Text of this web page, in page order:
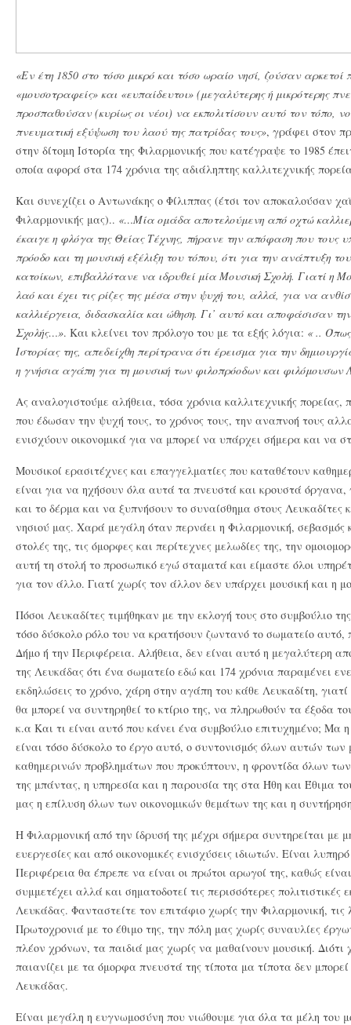
«Εν έτη 1850 στο τόσο μικρό και τόσο ωραίο νησί, ζούσαναρκετοί
«μουσοτραφείς» και «ευπαίδευτοι» (μεγαλύτερης ή μικρότερης
προσπαθούσαν (κυρίως οι νέοι) να εκπολιτίσουν αυτό τον τόπο,
πνευματική εξύψωση του λαού της πατρίδας τους», γράφει στον
στην δίτομη Ιστορία της Φιλαρμονικής που κατέγραψε το 1985
οποία αφορά στα 174 χρόνια της αδιάληπτης καλλιτεχνικής
Και συνεχίζει ο Αντωνάκης ο Φίλιππας (έτσι τον αποκαλούσαν
Φιλαρμονικής μας).. «…Μία ομάδα αποτελούμενη από οχτώ
έκαιγε η φλόγα της Θείας Τέχνης, πήρανε την απόφαση που τους
πρόοδο και τη μουσική εξέλιξη του τόπου, ότι για την ανάπτυξη
κατοίκων, επιβαλλότανε να ιδρυθεί μία Μουσική Σχολή. Γιατί η
λαό και έχει τις ρίζες της μέσα στην ψυχή του, αλλά, για να
καλλιέργεια, διδασκαλία και ώθηση. Γι’ αυτό και αποφάσισαν την
Σχολής…». Και κλείνει τον πρόλογο του με τα εξής λόγια: « ..
Ιστορίας της, απεδείχθη περίτρανα ότι έρεισμα για την
η γνήσια αγάπη για τη μουσική των φιλοπρόοδων και φιλόμουσων
Ας αναλογιστούμε αλήθεια, τόσα χρόνια καλλιτεχνικής πορείας,
που έδωσαν την ψυχή τους, το χρόνος τους, την αναπνοή τους
ενισχύουν οικονομικά για να μπορεί να υπάρχει σήμερα και να
Μουσικοί ερασιτέχνες και επαγγελματίες που καταθέτουν
είναι για να ηχήσουν όλα αυτά τα πνευστά και κρουστά όργανα,
και το δέρμα και να ξυπνήσουν το συναίσθημα στους Λευκαδίτες
νησιού μας. Χαρά μεγάλη όταν περνάει η Φιλαρμονική, σεβασμός
στολές της, τις όμορφες και περίτεχνες μελωδίες της, την
αυτή τη στολή το προσωπικό εγώ σταματά και είμαστε όλοι
για τον άλλο. Γιατί χωρίς τον άλλον δεν υπάρχει μουσική και η
Πόσοι Λευκαδίτες τιμήθηκαν με την εκλογή τους στο συμβούλιο
τόσο δύσκολο ρόλο του να κρατήσουν ζωντανό το σωματείο αυτό,
Δήμο ή την Περιφέρεια. Αλήθεια, δεν είναι αυτό η μεγαλύτερη
της Λευκάδας ότι ένα σωματείο εδώ και 174 χρόνια παραμένει
εκδηλώσεις το χρόνο, χάρη στην αγάπη του κάθε Λευκαδίτη,
θα μπορεί να συντηρηθεί το κτίριο της, να πληρωθούν τα έξοδα
κ.α Και τι είναι αυτό που κάνει ένα συμβούλιο επιτυχημένο; Μα
είναι τόσο δύσκολο το έργο αυτό, ο συντονισμός όλων αυτών
καθημερινών προβλημάτων που προκύπτουν, η φροντίδα όλων
της μπάντας, η υπηρεσία και η παρουσία της στα Ήθη και Έθιμα
μας η επίλυση όλων των οικονομικών θεμάτων της και η
Η Φιλαρμονική από την ίδρυσή της μέχρι σήμερα συντηρείται με
ευεργεσίες και από οικονομικές ενισχύσεις ιδιωτών. Είναι
Περιφέρεια θα έπρεπε να είναι οι πρώτοι αρωγοί της, καθώς
συμμετέχει αλλά και σηματοδοτεί τις περισσότερες πολιτιστικές
Λευκάδας. Φανταστείτε τον επιτάφιο χωρίς την Φιλαρμονική, τις
Πρωτοχρονιά με το έθιμο της, την πόλη μας χωρίς συναυλίες
πλέον χρόνων, τα παιδιά μας χωρίς να μαθαίνουν μουσική. Διότι
παιανίζει με τα όμορφα πνευστά της τίποτα μα τίποτα δεν μπορεί
Λευκάδας.
Είναι μεγάλη η ευγνωμοσύνη που νιώθουμε για όλα τα μέλη του